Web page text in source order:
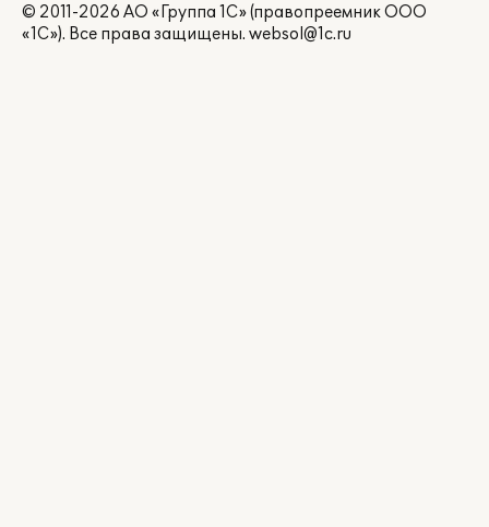
© 2011-2026 АО «Группа 1С» (правопреемник ООО
«1С»). Все права защищены. websol@1c.ru